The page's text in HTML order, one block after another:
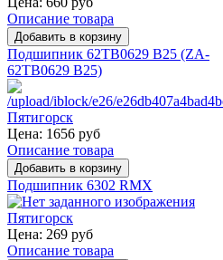
Описание товара
Подшипник 62TB0629 B25 (ZA-
62TB0629 B25)
Цена: 1656 руб
Описание товара
Подшипник 6302 RMX
Цена: 269 руб
Описание товара